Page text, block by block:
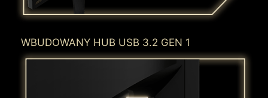
WBUDOWANY HUB USB 3.2 GEN 1